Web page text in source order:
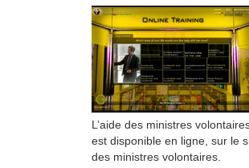
L’aide des ministres
est disponible en ligne, sur le
des ministres volontaires.